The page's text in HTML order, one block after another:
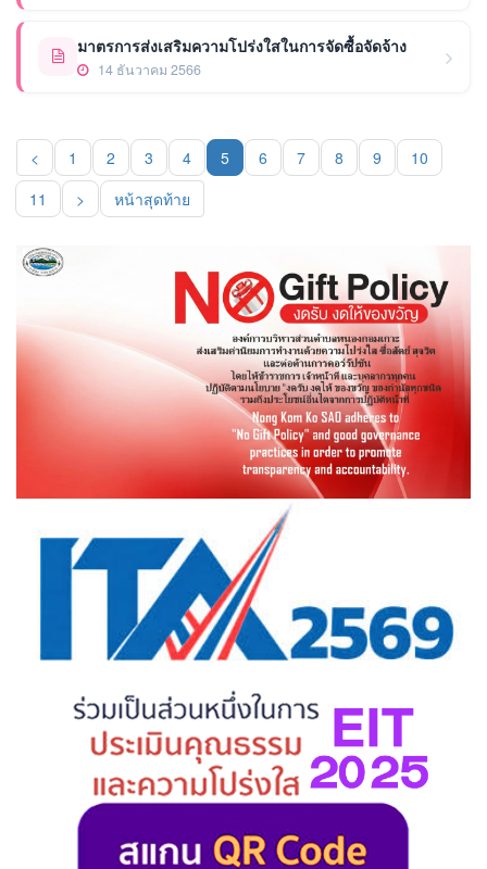
มาตรการส่งเสริมความโปร่งใสในการจัดซื้อจัดจ้าง
14 ธันวาคม 2566
< 1 2 3 4 5 (current)
6 7 8 9
10
11
> หน้าสุดท้าย